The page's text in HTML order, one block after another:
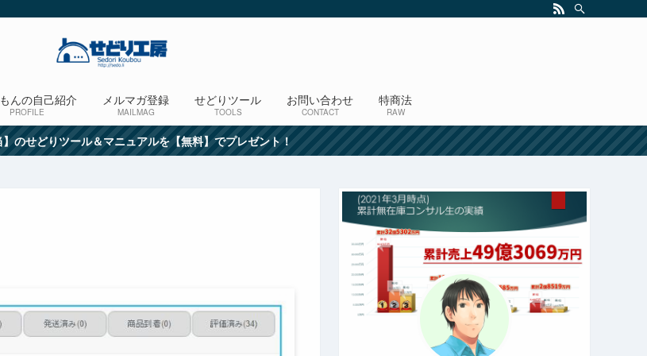
んの自己紹介
PROFILE
メルマガ登録
MAILMAG
せどりツール
TOOLS
お問い合わせ
CONTACT
特商法
RAW
のせどりツール＆マニュアルを【無料】でプレゼント！